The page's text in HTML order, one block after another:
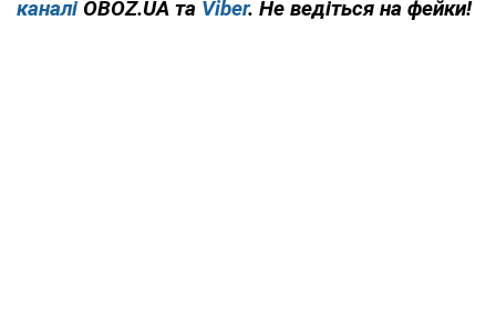
каналі OBOZ.UA та Viber. Не ведіться на фейки!